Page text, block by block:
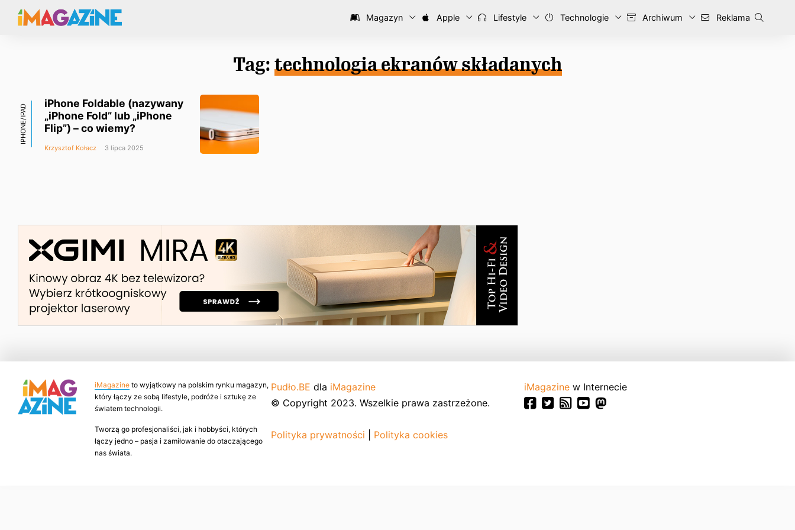
Magazyn Apple Lifestyle Technologie Archiwum Reklama
Tag: technologia ekranów składanych
IPHONE/IPAD
iPhone Foldable (nazywany
„iPhone Fold” lub „iPhone
Flip”) – co wiemy?
Krzysztof Kołacz 3 lipca 2025
iMagazine to wyjątkowy na polskim rynku magazyn,
który łączy ze sobą lifestyle, podróże i sztukę ze
światem technologii.
Tworzą go profesjonaliści, jak i hobbyści, których
łączy jedno – pasja i zamiłowanie do otaczającego
nas świata.
Pudło.BE dla iMagazine
© Copyright 2023. Wszelkie prawa zastrzeżone.
Polityka prywatności Polityka cookies
iMagazine w Internecie